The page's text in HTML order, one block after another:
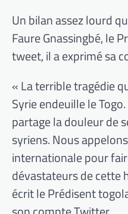
Un bilan assez lourd
Faure Gnassingbé, le
tweet, il a exprimé sa
« La terrible tragédie
Syrie endeuille le
partage la douleur de
syriens. Nous
internationale pour
dévastateurs de cette
écrit le Prédisent